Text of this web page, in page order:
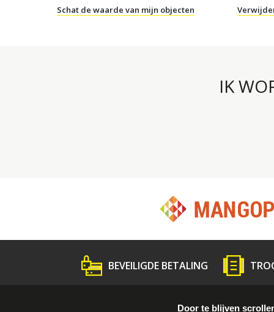
Schat de waarde van mijn objecten
IK
BEVEILIGDE BETALING
Door te blijven